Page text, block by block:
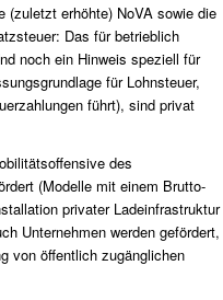
erhöhte) NoVA sowie die
Das für betrieblich
noch ein Hinweis speziell für
für Lohnsteuer,
führt), sind privat
des
(Modelle mit einem Brutto-
privater Ladeinfrastruktur
Unternehmen werden gefördert,
von öffentlich zugänglichen